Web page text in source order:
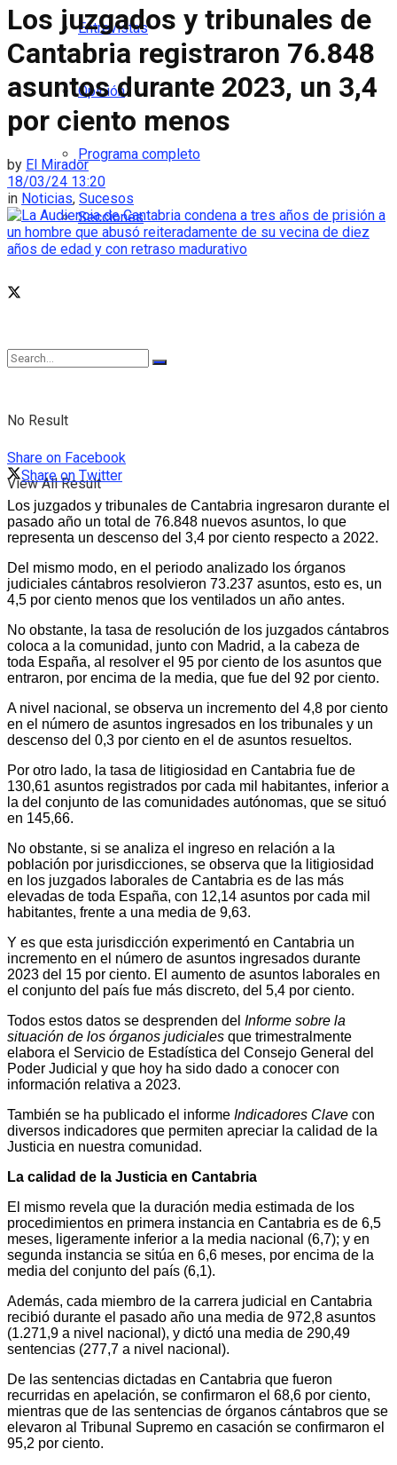
Entrevistas
Opinión
Programa completo
Secciones
No Result
View All Result
Los juzgados y tribunales de
Cantabria registraron 76.848
asuntos durante 2023, un 3,4
por ciento menos
by El Mirador
18/03/24 13:20
in Noticias, Sucesos
Share on Facebook
Share on Twitter
Los juzgados y tribunales de Cantabria ingresaron durante el
pasado año un total de 76.848 nuevos asuntos, lo que
representa un descenso del 3,4 por ciento respecto a 2022.
Del mismo modo, en el periodo analizado los órganos
judiciales cántabros resolvieron 73.237 asuntos, esto es, un
4,5 por ciento menos que los ventilados un año antes.
No obstante, la tasa de resolución de los juzgados cántabros
coloca a la comunidad, junto con Madrid, a la cabeza de
toda España, al resolver el 95 por ciento de los asuntos que
entraron, por encima de la media, que fue del 92 por ciento.
A nivel nacional, se observa un incremento del 4,8 por ciento
en el número de asuntos ingresados en los tribunales y un
descenso del 0,3 por ciento en el de asuntos resueltos.
Por otro lado, la tasa de litigiosidad en Cantabria fue de
130,61 asuntos registrados por cada mil habitantes, inferior a
la del conjunto de las comunidades autónomas, que se situó
en 145,66.
No obstante, si se analiza el ingreso en relación a la
población por jurisdicciones, se observa que la litigiosidad
en los juzgados laborales de Cantabria es de las más
elevadas de toda España, con 12,14 asuntos por cada mil
habitantes, frente a una media de 9,63.
Y es que esta jurisdicción experimentó en Cantabria un
incremento en el número de asuntos ingresados durante
2023 del 15 por ciento. El aumento de asuntos laborales en
el conjunto del país fue más discreto, del 5,4 por ciento.
Todos estos datos se desprenden del Informe sobre la
situación de los órganos judiciales que trimestralmente
elabora el Servicio de Estadística del Consejo General del
Poder Judicial y que hoy ha sido dado a conocer con
información relativa a 2023.
También se ha publicado el informe Indicadores Clave con
diversos indicadores que permiten apreciar la calidad de la
Justicia en nuestra comunidad.
La calidad de la Justicia en Cantabria
El mismo revela que la duración media estimada de los
procedimientos en primera instancia en Cantabria es de 6,5
meses, ligeramente inferior a la media nacional (6,7); y en
segunda instancia se sitúa en 6,6 meses, por encima de la
media del conjunto del país (6,1).
Además, cada miembro de la carrera judicial en Cantabria
recibió durante el pasado año una media de 972,8 asuntos
(1.271,9 a nivel nacional), y dictó una media de 290,49
sentencias (277,7 a nivel nacional).
De las sentencias dictadas en Cantabria que fueron
recurridas en apelación, se confirmaron el 68,6 por ciento,
mientras que de las sentencias de órganos cántabros que se
elevaron al Tribunal Supremo en casación se confirmaron el
95,2 por ciento.